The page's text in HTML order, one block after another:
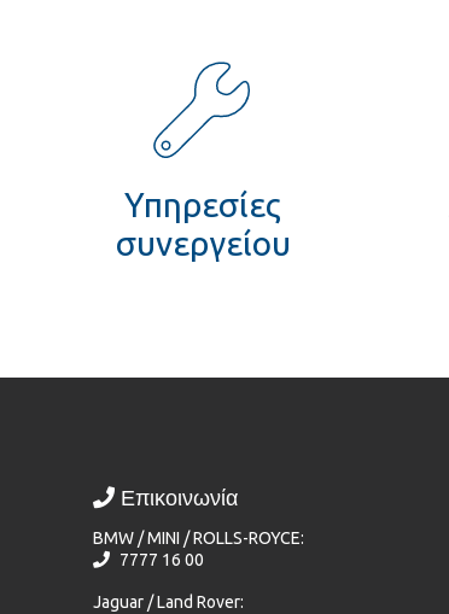
Υπηρεσίες
συνεργείου
Επικοινωνία
BMW / MINI / ROLLS-ROYCE:
7777 16 00
Jaguar / Land Rover: